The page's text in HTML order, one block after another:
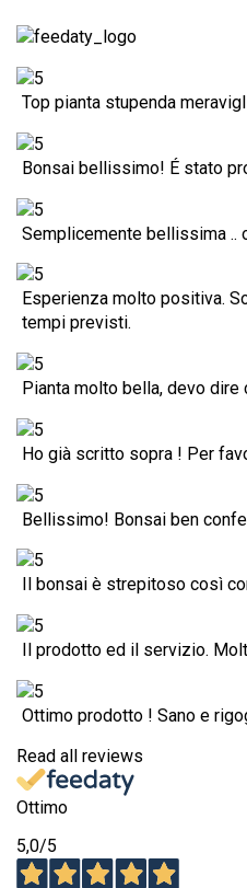
Top pianta stupenda
Bonsai bellissimo! É stato
Semplicemente bellissima
Esperienza molto positiva.
tempi previsti.
Pianta molto bella, devo
Ho già scritto sopra ! Per
Bellissimo! Bonsai ben
Il bonsai è strepitoso così
Il prodotto ed il servizio.
Ottimo prodotto ! Sano e
Read all reviews
Ottimo
5,0/5